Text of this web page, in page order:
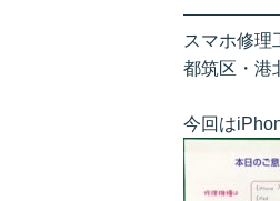
スマホ修理
都筑区・港
今回は